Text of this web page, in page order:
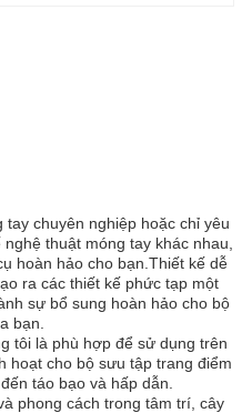
chuyên nghiệp hoặc chỉ yêu
thuật móng tay khác nhau,
hoàn hảo cho bạn.Thiết kế dễ
ra các thiết kế phức tạp một
sự bổ sung hoàn hảo cho bộ
bạn.
tôi là phù hợp để sử dụng trên
hoạt cho bộ sưu tập trang điểm
táo bạo và hấp dẫn.
phong cách trong tâm trí, cây